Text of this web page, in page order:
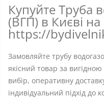
Купуйте Труба
(ВГП) в Києві на
https://
Замовляйте трубу
якісний товар за
вибір, оперативну
індивідуальний підхід до